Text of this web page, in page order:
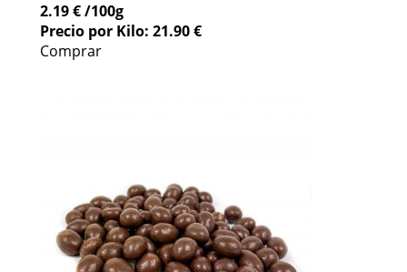
2.19 €/100g
Precio por Kilo: 21.90 €
Comprar